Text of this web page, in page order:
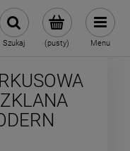
(pusty)
Szukaj Menu